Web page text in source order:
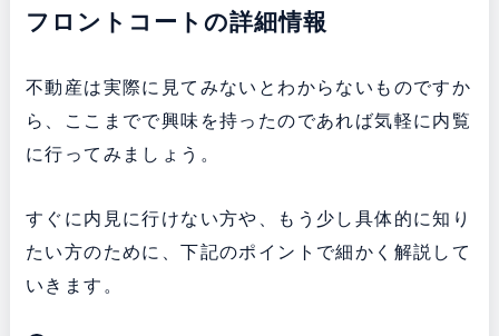
フロントコートの詳細情報
不動産は実際に見てみないとわからないものですか
ら、ここまでで興味を持ったのであれば気軽に内覧
に行ってみましょう。
すぐに内見に行けない方や、もう少し具体的に知り
たい方のために、下記のポイントで細かく解説して
いきます。